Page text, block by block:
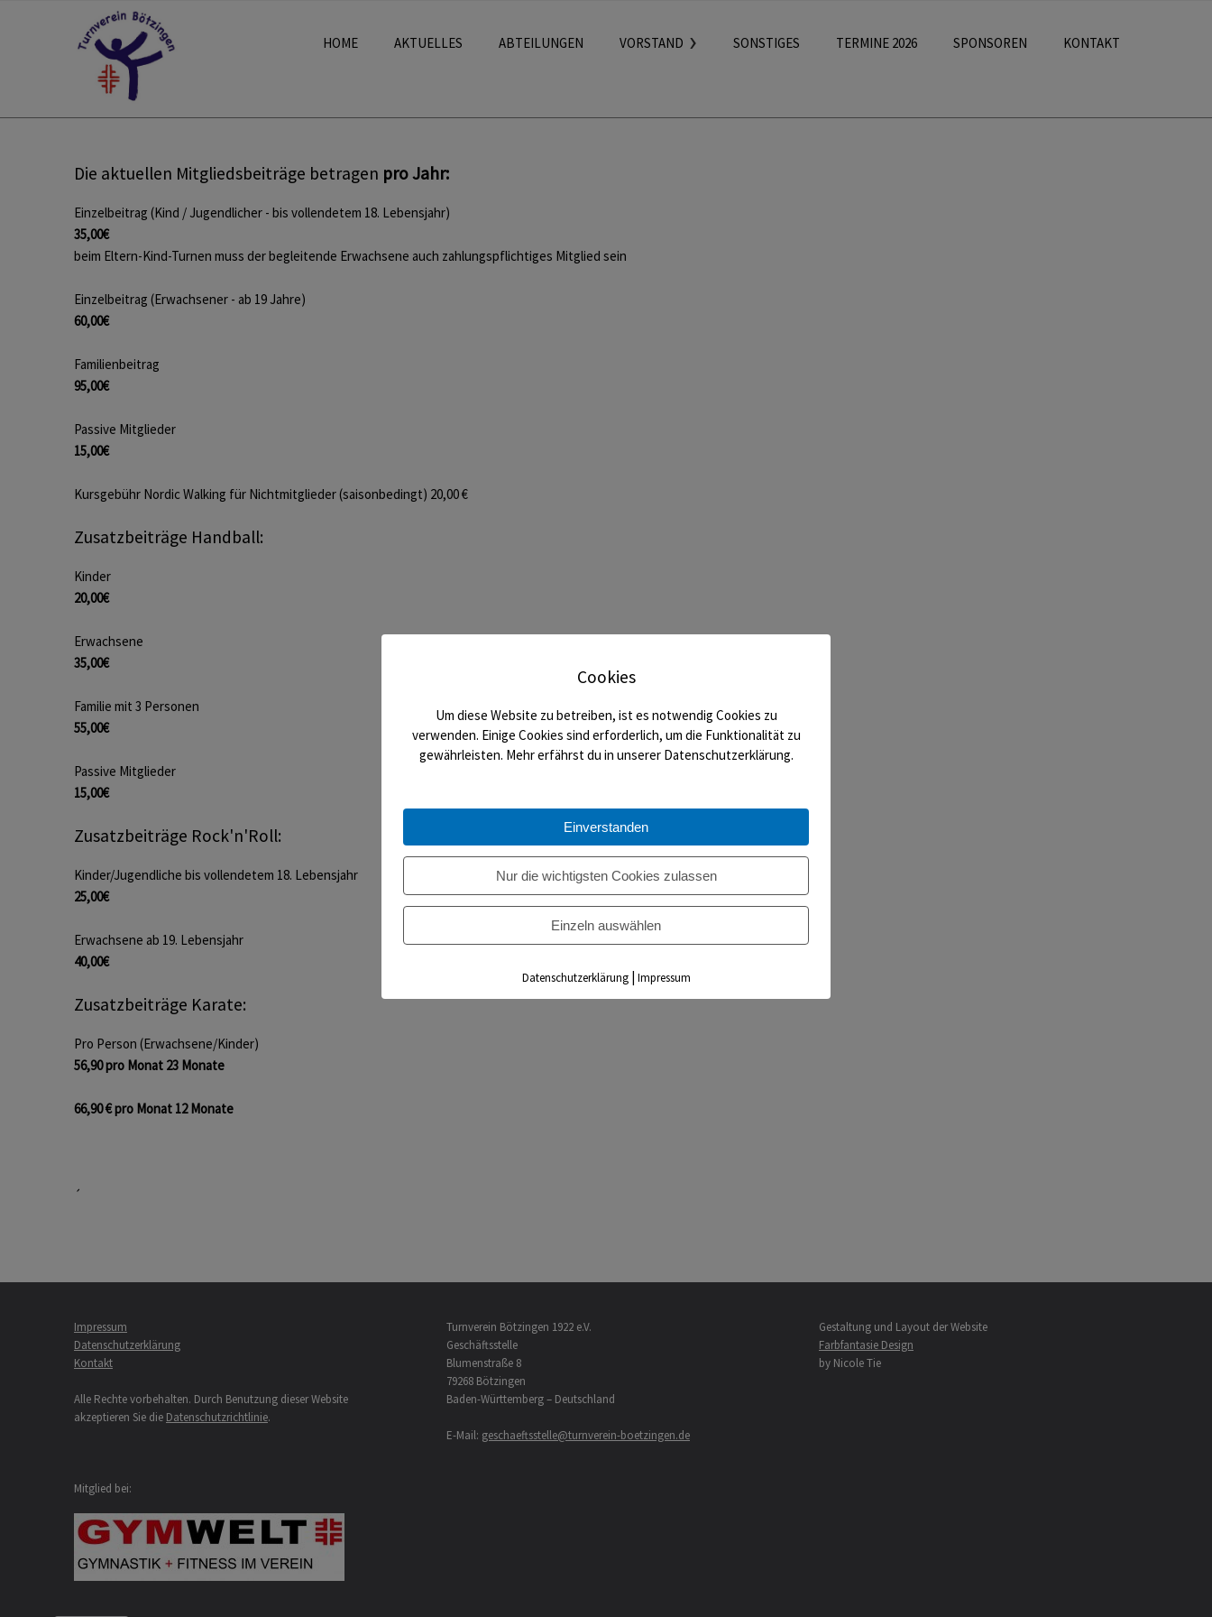
HOME AKTUELLES ABTEILUNGEN VORSTAND SONSTIGES TERMINE 2026 SPONSOREN KONTAKT
Die aktuellen Mitgliedsbeiträge betragen pro Jahr:
Einzelbeitrag (Kind / Jugendlicher - bis vollendetem 18. Lebensjahr)
35,00€
beim Eltern-Kind-Turnen muss der begleitende Erwachsene auch zahlungspflichtiges Mitglied sein
Einzelbeitrag (Erwachsener - ab 19 Jahre)
60,00€
Familienbeitrag
95,00€
Passive Mitglieder
15,00€
Kursgebühr Nordic Walking für Nichtmitglieder (saisonbedingt) 20,00 €
Zusatzbeiträge Handball:
Kinder
20,00€
Erwachsene
35,00€
Familie mit 3 Personen
55,00€
Passive Mitglieder
15,00€
Zusatzbeiträge Rock'n'Roll:
Kinder/Jugendliche bis vollendetem 18. Lebensjahr
25,00€
Erwachsene ab 19. Lebensjahr
40,00€
Zusatzbeiträge Karate:
Pro Person (Erwachsene/Kinder)
56,90 pro Monat 23 Monate
66,90 € pro Monat 12 Monate
´
Impressum
Datenschutzerklärung
Kontakt
Alle Rechte vorbehalten. Durch Benutzung dieser Website
akzeptieren Sie die Datenschutzrichtlinie.
Mitglied bei:
Turnverein Bötzingen 1922 e.V.
Geschäftsstelle
Blumenstraße 8
79268 Bötzingen
Baden-Württemberg – Deutschland
E-Mail: geschaeftsstelle@turnverein-boetzingen.de
Gestaltung und Layout der Website
Farbfantasie Design
by Nicole Tie
Cookies
Um diese Website zu betreiben, ist es notwendig Cookies zu
verwenden. Einige Cookies sind erforderlich, um die Funktionalität zu
gewährleisten. Mehr erfährst du in unserer Datenschutzerklärung.
Einverstanden
Nur die wichtigsten Cookies zulassen
Einzeln auswählen
Datenschutzerklärung| Impressum